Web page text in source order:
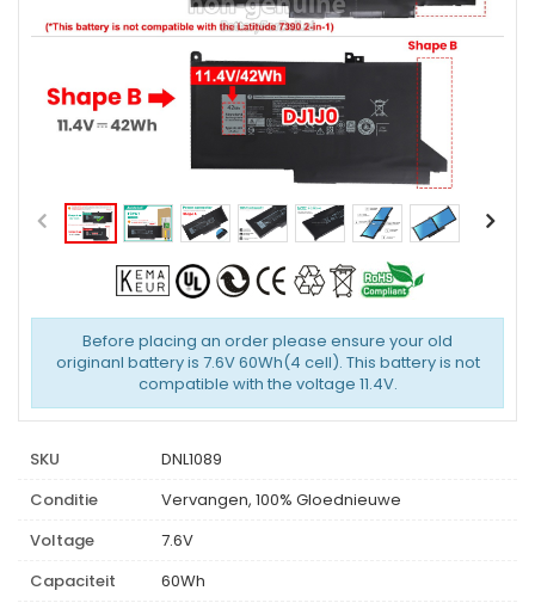
Before placing an order please ensure your old
originanl battery is 7.6V 60Wh(4 cell). This battery is not
compatible with the voltage 11.4V.
SKU
DNL1089
Conditie
Vervangen, 100% Gloednieuwe
Voltage
7.6V
Capaciteit
60Wh